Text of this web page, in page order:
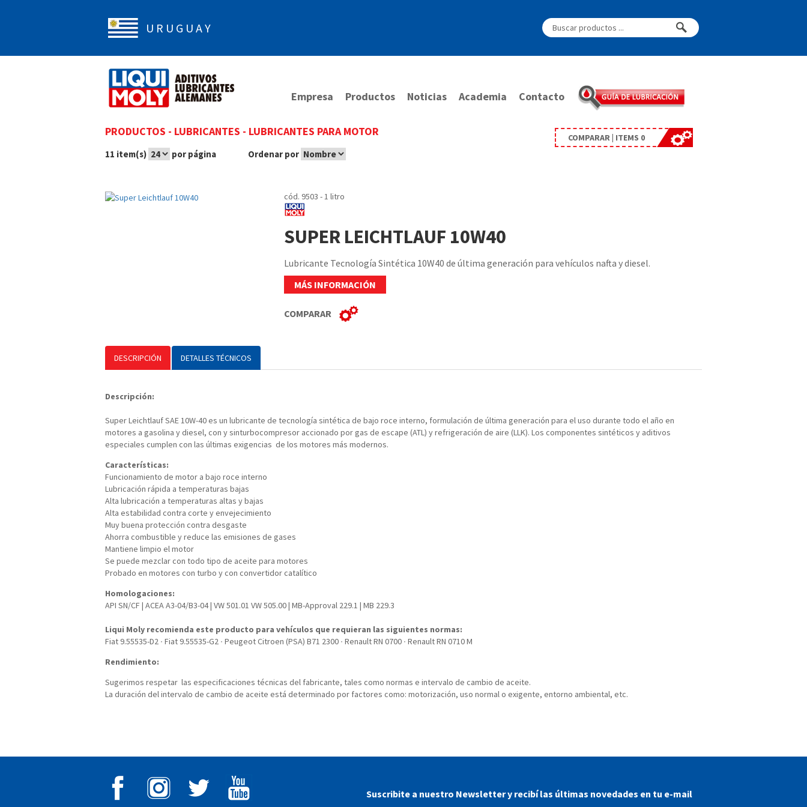
U R U G U A Y
Empresa Productos Noticias Academia Contacto
PRODUCTOS - LUBRICANTES - LUBRICANTES PARA MOTOR
11 item(s) por página Ordenar por
COMPARAR | ITEMS 0
cód. 9503 - 1 litro
SUPER LEICHTLAUF 10W40
Lubricante Tecnología Sintética 10W40 de última generación para vehículos nafta y diesel.
MÁS INFORMACIÓN
COMPARAR
DESCRIPCIÓN DETALLES TÉCNICOS
Descripción:
Super Leichtlauf SAE 10W-40 es un lubricante de tecnología sintética de bajo roce interno, formulación de última generación para el uso durante todo el año en
motores a gasolina y diesel, con y sinturbocompresor accionado por gas de escape (ATL) y refrigeración de aire (LLK). Los componentes sintéticos y aditivos
especiales cumplen con las últimas exigencias de los motores más modernos.
Características:
Funcionamiento de motor a bajo roce interno
Lubricación rápida a temperaturas bajas
Alta lubricación a temperaturas altas y bajas
Alta estabilidad contra corte y envejecimiento
Muy buena protección contra desgaste
Ahorra combustible y reduce las emisiones de gases
Mantiene limpio el motor
Se puede mezclar con todo tipo de aceite para motores
Probado en motores con turbo y con convertidor catalítico
Homologaciones:
API SN/CF | ACEA A3-04/B3-04 | VW 501.01 VW 505.00 | MB-Approval 229.1 | MB 229.3
Liqui Moly recomienda este producto para vehículos que requieran las siguientes normas:
Fiat 9.55535-D2 ∙ Fiat 9.55535-G2 ∙ Peugeot Citroen (PSA) B71 2300 ∙ Renault RN 0700 ∙ Renault RN 0710 M
Rendimiento:
Sugerimos respetar las especificaciones técnicas del fabricante, tales como normas e intervalo de cambio de aceite.
La duración del intervalo de cambio de aceite está determinado por factores como: motorización, uso normal o exigente, entorno ambiental, etc.
Suscribite a nuestro Newsletter y recibí las últimas novedades en tu e-mail